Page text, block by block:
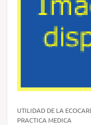
UTILIDAD DE LA
PRACTICA MEDICA